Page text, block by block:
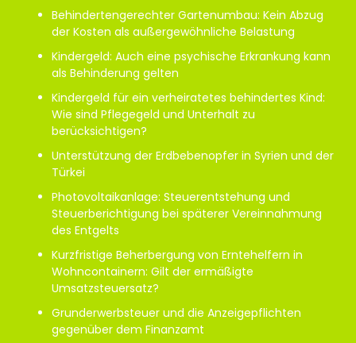
Behindertengerechter Gartenumbau: Kein Abzug
der Kosten als außergewöhnliche Belastung
Kindergeld: Auch eine psychische Erkrankung kann
als Behinderung gelten
Kindergeld für ein verheiratetes behindertes Kind:
Wie sind Pflegegeld und Unterhalt zu
berücksichtigen?
Unterstützung der Erdbebenopfer in Syrien und der
Türkei
Photovoltaikanlage: Steuerentstehung und
Steuerberichtigung bei späterer Vereinnahmung
des Entgelts
Kurzfristige Beherbergung von Erntehelfern in
Wohncontainern: Gilt der ermäßigte
Umsatzsteuersatz?
Grunderwerbsteuer und die Anzeigepflichten
gegenüber dem Finanzamt